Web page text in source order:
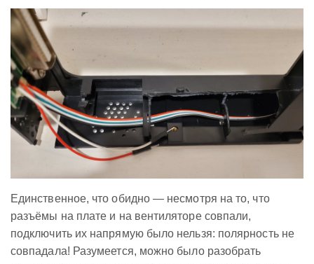
Единственное, что обидно — несмотря на то, что
разъёмы на плате и на вентиляторе совпали,
подключить их напрямую было нельзя: полярность не
совпадала! Разумеется, можно было разобрать